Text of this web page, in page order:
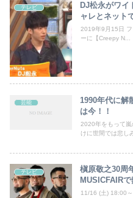
テレビ
DJ松永がワイ
ャレとネット
2019年9月15日
ーに【Creepy N...
芸能
1990年代に解
は今！！
2020年をもって嵐
けに世間では悲し
テレビ
槇原敬之30周
MUSICFAIRで
11/16 (土) 18:00